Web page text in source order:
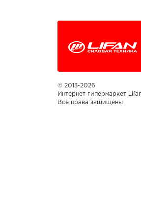
© 2013-2026
Интернет гипермаркет
Все права защищены